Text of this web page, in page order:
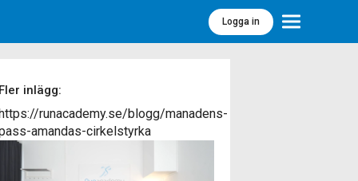
Logga in Meny
Fler inlägg:
runacademy.se/blogg/manadens-
amandas-cirkelstyrka